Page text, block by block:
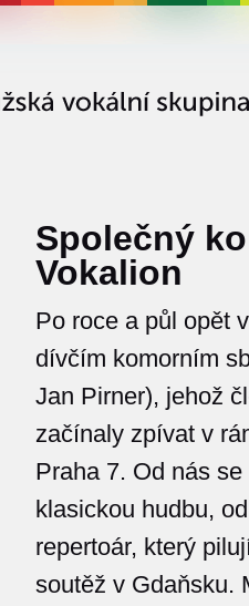
Společný
Vokalion
Po roce a půl opět
dívčím komorním
Jan Pirner), jehož
začínaly zpívat v
Praha 7. Od nás
klasickou hudbu,
repertoár, který
soutěž v Gdaňsku.